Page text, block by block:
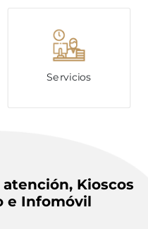
Servicios
Kioscos
e Infomóvil